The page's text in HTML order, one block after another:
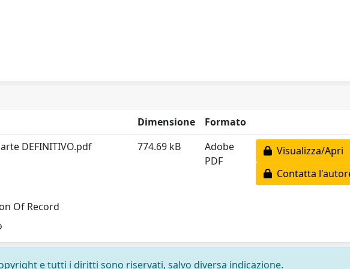
Dimensione
Formato
DEFINITIVO.pdf
Of Record
774.69 kB
Adobe
PDF
Visualizza/Apri
Contatta
e tutti i diritti sono riservati, salvo diversa indicazione.